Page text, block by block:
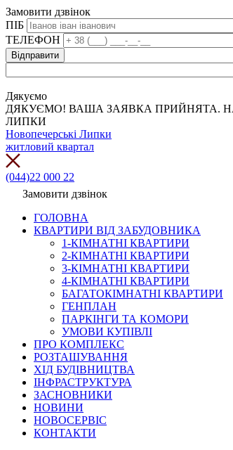
Замовити дзвінок
ПІБ
ТЕЛЕФОН
Дякуємо
ДЯКУЄМО! ВАША ЗАЯВКА ПРИЙНЯТА.
ЛИПКИ
Новопечерські Липки
житловий квартал
(044)22 000 22
Замовити дзвінок
ГОЛОВНА
КВАРТИРИ ВІД ЗАБУДОВНИКА
1-КІМНАТНІ КВАРТИРИ
2-КІМНАТНІ КВАРТИРИ
3-КІМНАТНІ КВАРТИРИ
4-КІМНАТНІ КВАРТИРИ
БАГАТОКІМНАТНІ КВАРТИРИ
ГЕНПЛАН
ПАРКІНГИ ТА КОМОРИ
УМОВИ КУПІВЛІ
ПРО КОМПЛЕКС
РОЗТАШУВАННЯ
ХІД БУДІВНИЦТВА
ІНФРАСТРУКТУРА
ЗАСНОВНИКИ
НОВИНИ
НОВОСЕРВІС
КОНТАКТИ